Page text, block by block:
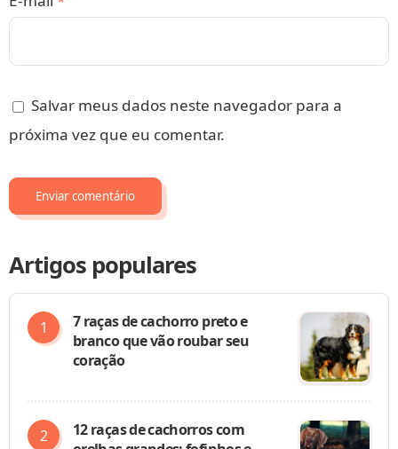
Salvar meus dados neste navegador para a
próxima vez que eu comentar.
Artigos populares
7 raças de cachorro preto e
branco que vão roubar seu
coração
12 raças de cachorros com